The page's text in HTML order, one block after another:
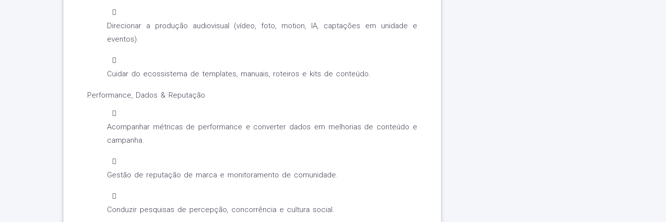
Direcionar a produção audiovisual (vídeo, foto, motion, IA, captações em unidade e
eventos).
Cuidar do ecossistema de templates, manuais, roteiros e kits de conteúdo.
Performance, Dados & Reputação
Acompanhar métricas de performance e converter dados em melhorias de conteúdo e
campanha.
Gestão de reputação de marca e monitoramento de comunidade.
Conduzir pesquisas de percepção, concorrência e cultura social.